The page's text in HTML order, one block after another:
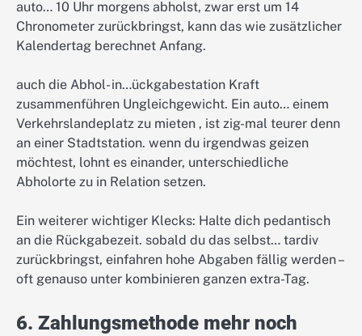
auto… 10 Uhr morgens abholst, zwar erst um 14
Chronometer zurückbringst, kann das wie zusätzlicher
Kalendertag berechnet Anfang.
auch die Abhol- in…ückgabestation Kraft
zusammenführen Ungleichgewicht. Ein auto… einem
Verkehrslandeplatz zu mieten , ist zig-mal teurer denn
an einer Stadtstation. wenn du irgendwas geizen
möchtest, lohnt es einander, unterschiedliche
Abholorte zu in Relation setzen.
Ein weiterer wichtiger Klecks: Halte dich pedantisch
an die Rückgabezeit. sobald du das selbst… tardiv
zurückbringst, einfahren hohe Abgaben fällig werden –
oft genauso unter kombinieren ganzen extra-Tag.
6. Zahlungsmethode mehr noch